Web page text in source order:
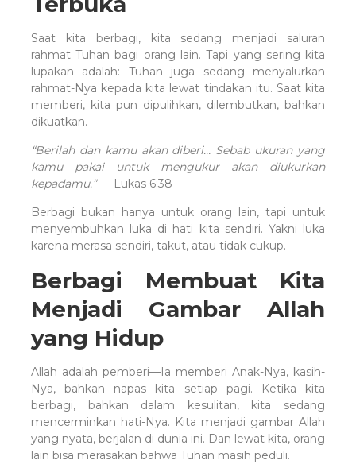
Saat kita berbagi, kita sedang menjadi saluran
rahmat Tuhan bagi orang lain. Tapi yang sering kita
lupakan adalah: Tuhan juga sedang menyalurkan
rahmat-Nya kepada kita lewat tindakan itu. Saat kita
memberi, kita pun dipulihkan, dilembutkan, bahkan
dikuatkan.
“Berilah dan kamu akan diberi… Sebab ukuran yang
kamu pakai untuk mengukur akan diukurkan
kepadamu.”— Lukas 6:38
Berbagi bukan hanya untuk orang lain, tapi untuk
menyembuhkan luka di hati kita sendiri. Yakni luka
karena merasa sendiri, takut, atau tidak cukup.
Berbagi Membuat Kita
Menjadi Gambar Allah
yang Hidup
Allah adalah pemberi—Ia memberi Anak-Nya, kasih-
Nya, bahkan napas kita setiap pagi. Ketika kita
berbagi, bahkan dalam kesulitan, kita sedang
mencerminkan hati-Nya. Kita menjadi gambar Allah
yang nyata, berjalan di dunia ini. Dan lewat kita, orang
lain bisa merasakan bahwa Tuhan masih peduli.